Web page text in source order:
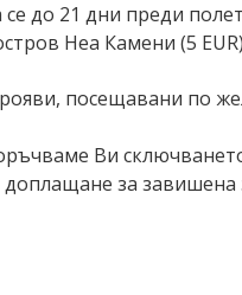
до 21 дни преди
Неа Камени (5
посещавани по
Ви
за завишена